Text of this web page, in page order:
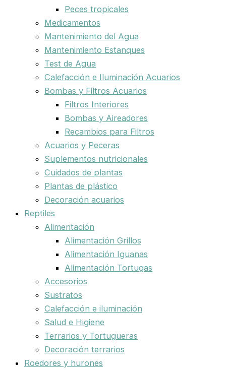
Peces tropicales
Medicamentos
Mantenimiento del Agua
Mantenimiento Estanques
Test de Agua
Calefacción e Iluminación Acuarios
Bombas y Filtros Acuarios
Filtros Interiores
Bombas y Aireadores
Recambios para Filtros
Acuarios y Peceras
Suplementos nutricionales
Cuidados de plantas
Plantas de plástico
Decoración acuarios
Reptiles
Alimentación
Alimentación Grillos
Alimentación Iguanas
Alimentación Tortugas
Accesorios
Sustratos
Calefacción e iluminación
Salud e Higiene
Terrarios y Tortugueras
Decoración terrarios
Roedores y hurones